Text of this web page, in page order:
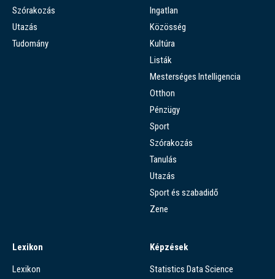
Szórakozás
Utazás
Tudomány
Ingatlan
Közösség
Kultúra
Listák
Mesterséges Intelligencia
Otthon
Pénzügy
Sport
Szórakozás
Tanulás
Utazás
Sport és szabadidő
Zene
Lexikon
Lexikon
Képzések
Statistics Data Science